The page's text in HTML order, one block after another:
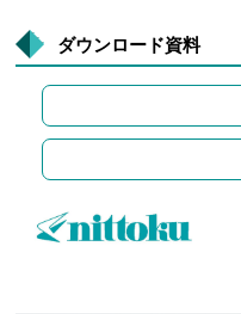
ダウンロード資料